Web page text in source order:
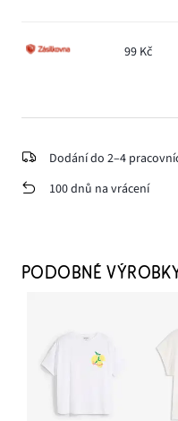
99 Kč
Dodání do 2–4
100 dnů na vrácení
PODOBNÉ